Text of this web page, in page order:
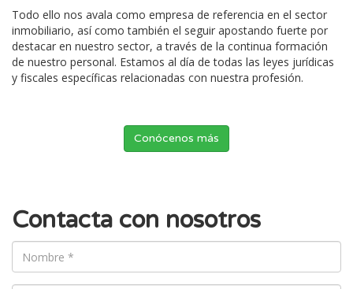
Todo ello nos avala como empresa de referencia en el sector
inmobiliario, así como también el seguir apostando fuerte por
destacar en nuestro sector, a través de la continua formación
de nuestro personal. Estamos al día de todas las leyes jurídicas
y fiscales específicas relacionadas con nuestra profesión.
Conócenos más
Contacta con nosotros